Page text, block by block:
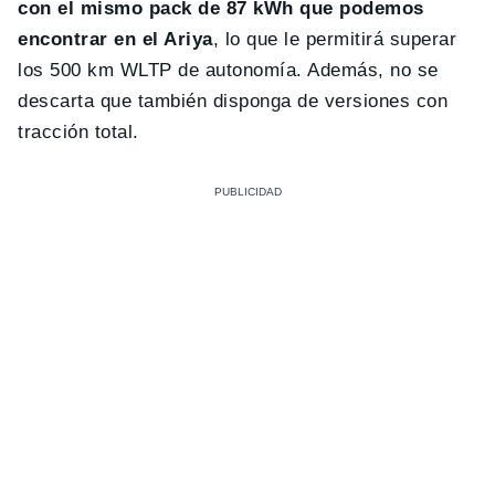
con el mismo pack de 87 kWh que podemos
encontrar en el Ariya, lo que le permitirá superar
los 500 km WLTP de autonomía. Además, no se
descarta que también disponga de versiones con
tracción total.